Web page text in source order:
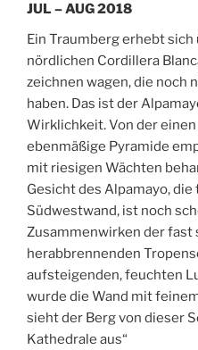
JUL – AUG 2018
Ein Traumberg erhebt
nördlichen Cordillera
zeichnen wagen, die noch
haben. Das ist der
Wirklichkeit. Von der
ebenmäßige Pyramide
mit riesigen Wächten
Gesicht des Alpamayo,
Südwestwand, ist noch
Zusammenwirken der fast
herabbrennenden
aufsteigenden, feuchten
wurde die Wand mit
sieht der Berg von dieser
Kathedrale aus“